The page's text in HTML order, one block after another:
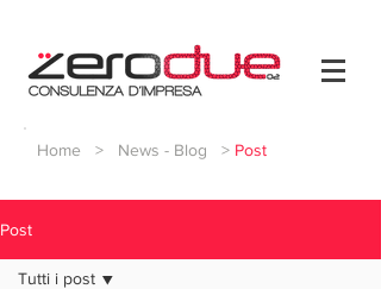
Home > News - Blog > Post
Post
Tutti i post